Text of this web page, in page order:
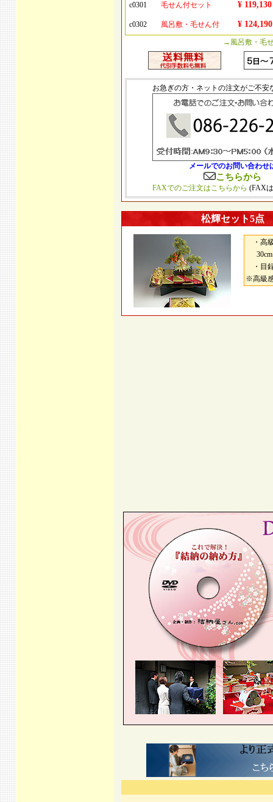
c0301 毛せん付セット ¥ 119,130
c0302 風呂敷・毛せん付 ¥ 124,190
→風呂敷・毛
お急ぎの方・ネットの注文がご不安
メールでのお問い合わせ
こちらから
FAXでのご注文はこちらから (FAX
松輝セット5点
・高
・目
※高級